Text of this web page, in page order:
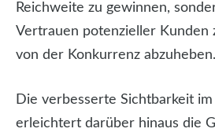
Reichweite zu gewinnen,
Vertrauen potenzieller Kunden
von der Konkurrenz abzuheben.
Die verbesserte Sichtbarkeit
erleichtert darüber hinaus die